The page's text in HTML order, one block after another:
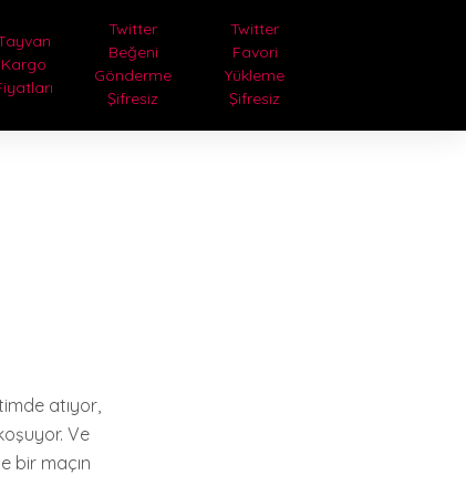
Kargo
Twitter
Beğeni
Gönderme
Şifresiz
Twitter
Favori
Yükleme
Şifresiz
atıyor,
Ve
bir maçın